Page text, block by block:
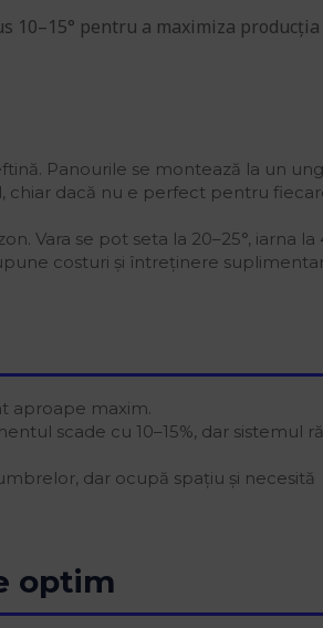
10–15° pentru a maximiza producția
Panourile se montează la un
chiar dacă nu e perfect pentru
Vara se pot seta la 20–25°, iarna la
costuri și întreținere
aproape maxim.
scade cu 10–15%, dar sistemul
dar ocupă spațiu și necesită
optim